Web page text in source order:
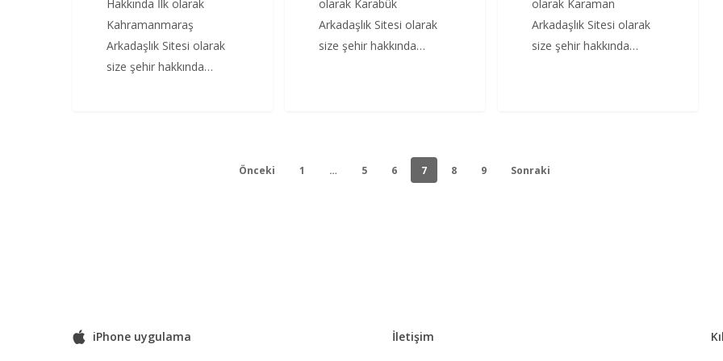
Hakkında İlk olarak
Kahramanmaraş
Arkadaşlık Sitesi olarak
size şehir hakkında…
olarak Karabük
Arkadaşlık Sitesi olarak
size şehir hakkında…
olarak Karaman
Arkadaşlık Sitesi olarak
size şehir hakkında…
Önceki 1 … 5 6 7 8 9 Sonraki
iPhone uygulama İletişim